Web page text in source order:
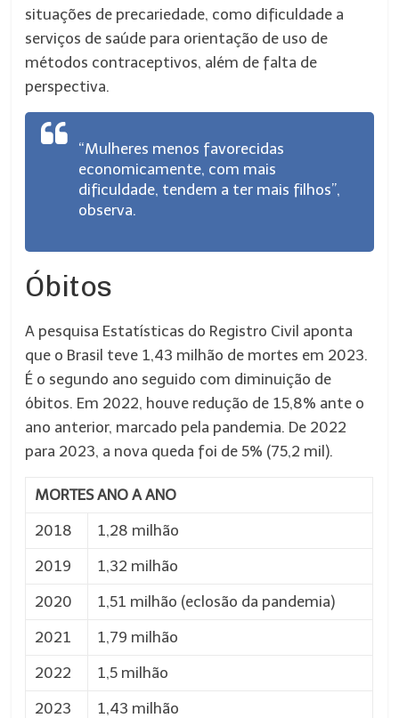
situações de precariedade, como dificuldade a
serviços de saúde para orientação de uso de
métodos contraceptivos, além de falta de
perspectiva.
“Mulheres menos favorecidas
economicamente, com mais
dificuldade, tendem a ter mais filhos”,
observa.
Óbitos
A pesquisa Estatísticas do Registro Civil aponta
que o Brasil teve 1,43 milhão de mortes em 2023.
É o segundo ano seguido com diminuição de
óbitos. Em 2022, houve redução de 15,8% ante o
ano anterior, marcado pela pandemia. De 2022
para 2023, a nova queda foi de 5% (75,2 mil).
MORTES ANO A ANO
2018
1,28 milhão
2019
1,32 milhão
2020
1,51 milhão (eclosão da pandemia)
2021
1,79 milhão
2022
1,5 milhão
2023
1,43 milhão